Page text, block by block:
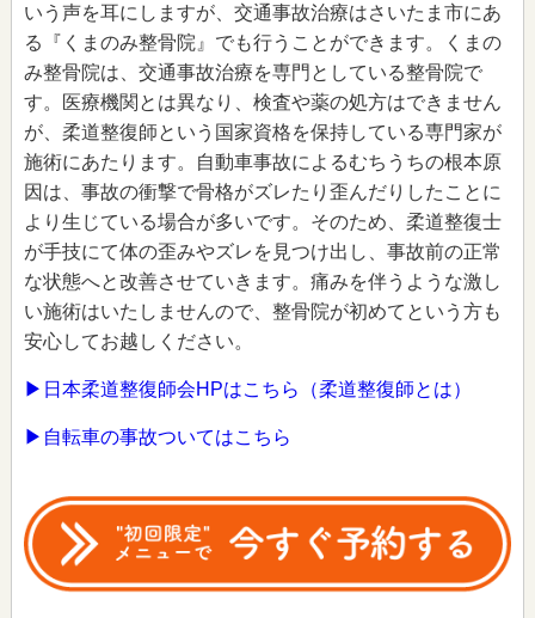
いう声を耳にしますが、交通事故治療はさいたま市にあ
る『くまのみ整骨院』でも行うことができます。くまの
み整骨院は、交通事故治療を専門としている整骨院で
す。医療機関とは異なり、検査や薬の処方はできません
が、柔道整復師という国家資格を保持している専門家が
施術にあたります。自動車事故によるむちうちの根本原
因は、事故の衝撃で骨格がズレたり歪んだりしたことに
より生じている場合が多いです。そのため、柔道整復士
が手技にて体の歪みやズレを見つけ出し、事故前の正常
な状態へと改善させていきます。痛みを伴うような激し
い施術はいたしませんので、整骨院が初めてという方も
安心してお越しください。
▶日本柔道整復師会HPはこちら（柔道整復師とは）
▶自転車の事故ついてはこちら